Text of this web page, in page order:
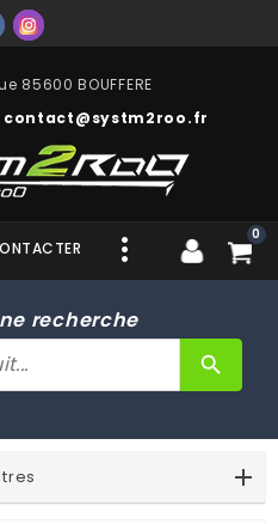
85600 BOUFFERE
contact@systm2roo.fr
0
recherche
search